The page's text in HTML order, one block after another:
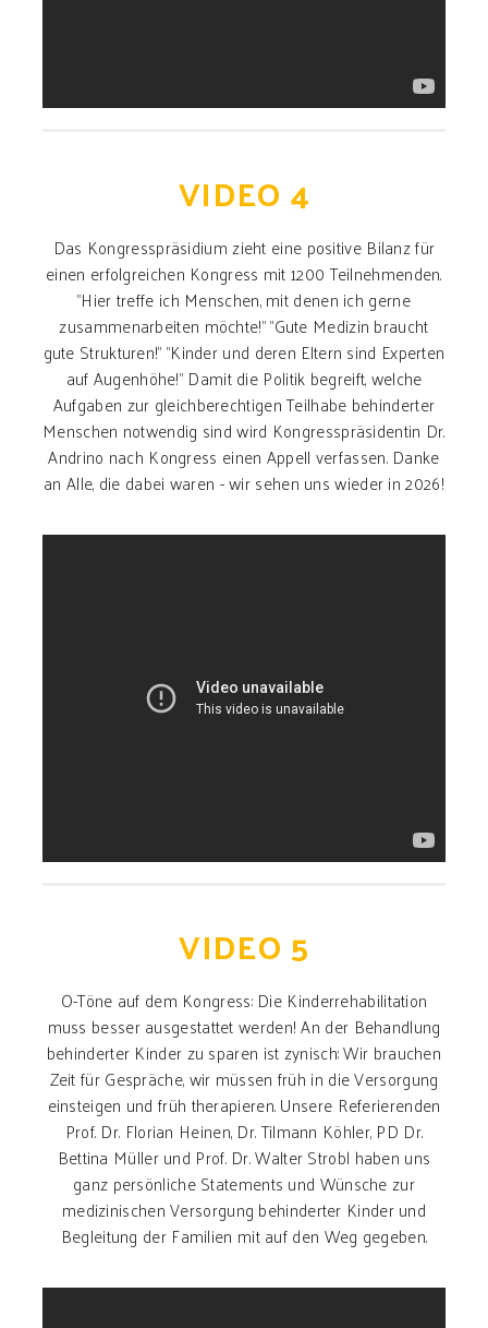
VIDEO 4
Das Kongresspräsidium zieht eine positive Bilanz für
einen erfolgreichen Kongress mit 1200 Teilnehmenden.
"Hier treffe ich Menschen, mit denen ich gerne
zusammenarbeiten möchte!" "Gute Medizin braucht
gute Strukturen!" "Kinder und deren Eltern sind Experten
auf Augenhöhe!" Damit die Politik begreift, welche
Aufgaben zur gleichberechtigen Teilhabe behinderter
Menschen notwendig sind wird Kongresspräsidentin Dr.
Andrino nach Kongress einen Appell verfassen. Danke
an Alle, die dabei waren - wir sehen uns wieder in 2026!
VIDEO 5
O-Töne auf dem Kongress: Die Kinderrehabilitation
muss besser ausgestattet werden! An der Behandlung
behinderter Kinder zu sparen ist zynisch: Wir brauchen
Zeit für Gespräche, wir müssen früh in die Versorgung
einsteigen und früh therapieren. Unsere Referierenden
Prof. Dr. Florian Heinen, Dr. Tilmann Köhler, PD Dr.
Bettina Müller und Prof. Dr. Walter Strobl haben uns
ganz persönliche Statements und Wünsche zur
medizinischen Versorgung behinderter Kinder und
Begleitung der Familien mit auf den Weg gegeben.